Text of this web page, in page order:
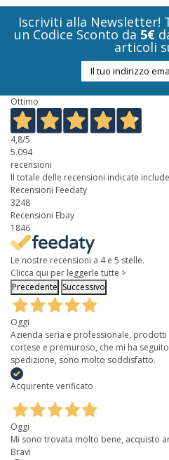
Iscriviti alla Newsletter!
un Codice Sconto da 5€
articoli
Ottimo
4,8/5
5.094
recensioni
Il totale delle recensioni indicate
Recensioni Feedaty
3248
Recensioni Ebay
1846
Le nostre recensioni a 4 e 5 stelle.
Clicca qui per leggerle tutte >
Precedente Successivo
Oggi
Azienda seria e professionale, prodotti
cortese e premuroso, che mi ha
spedizione, sono molto soddisfatto.
Acquirente verificato
Oggi
Mi sono trovata molto bene, acquisto
Bravi